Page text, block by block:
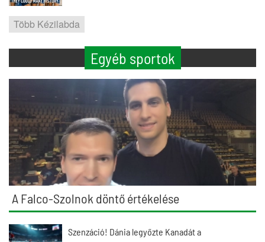
Több Kézilabda
Egyéb sportok
A Falco-Szolnok döntő értékelése
Szenzáció! Dánia legyőzte Kanadát a